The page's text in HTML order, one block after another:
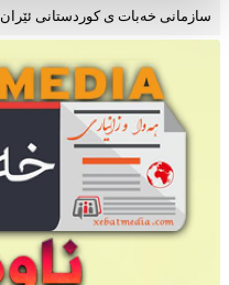
سازمانی خەبات ی کوردستانی ئێران